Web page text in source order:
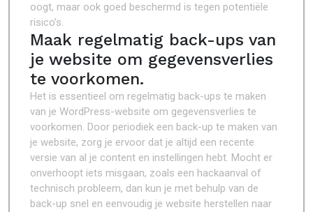
oogt, maar ook goed beschermd is tegen potentiële
risico’s.
Maak regelmatig back-ups van
je website om gegevensverlies
te voorkomen.
Het is essentieel om regelmatig back-ups te maken
van je WordPress-website om gegevensverlies te
voorkomen. Door periodiek een back-up te maken van
je website, zorg je ervoor dat je altijd een recente
versie van al je content en instellingen hebt. Mocht er
onverhoopt iets misgaan, zoals een hackaanval of
technisch probleem, dan kun je met behulp van de
back-up snel en eenvoudig je website herstellen naar